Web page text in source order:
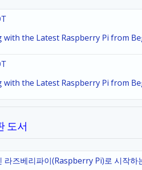
with the Latest Raspberry Pi from
with the Latest Raspberry Pi from
도서
라즈베리파이(Raspberry Pi)로 시작하